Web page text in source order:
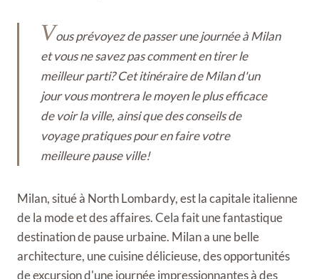
Vous prévoyez de passer une journée à Milan
et vous ne savez pas comment en tirer le
meilleur parti? Cet itinéraire de Milan d'un
jour vous montrera le moyen le plus efficace
de voir la ville, ainsi que des conseils de
voyage pratiques pour en faire votre
meilleure pause ville!
Milan, situé à North Lombardy, est la capitale italienne
de la mode et des affaires. Cela fait une fantastique
destination de pause urbaine. Milan a une belle
architecture, une cuisine délicieuse, des opportunités
de excursion d'une journée impressionnantes à des